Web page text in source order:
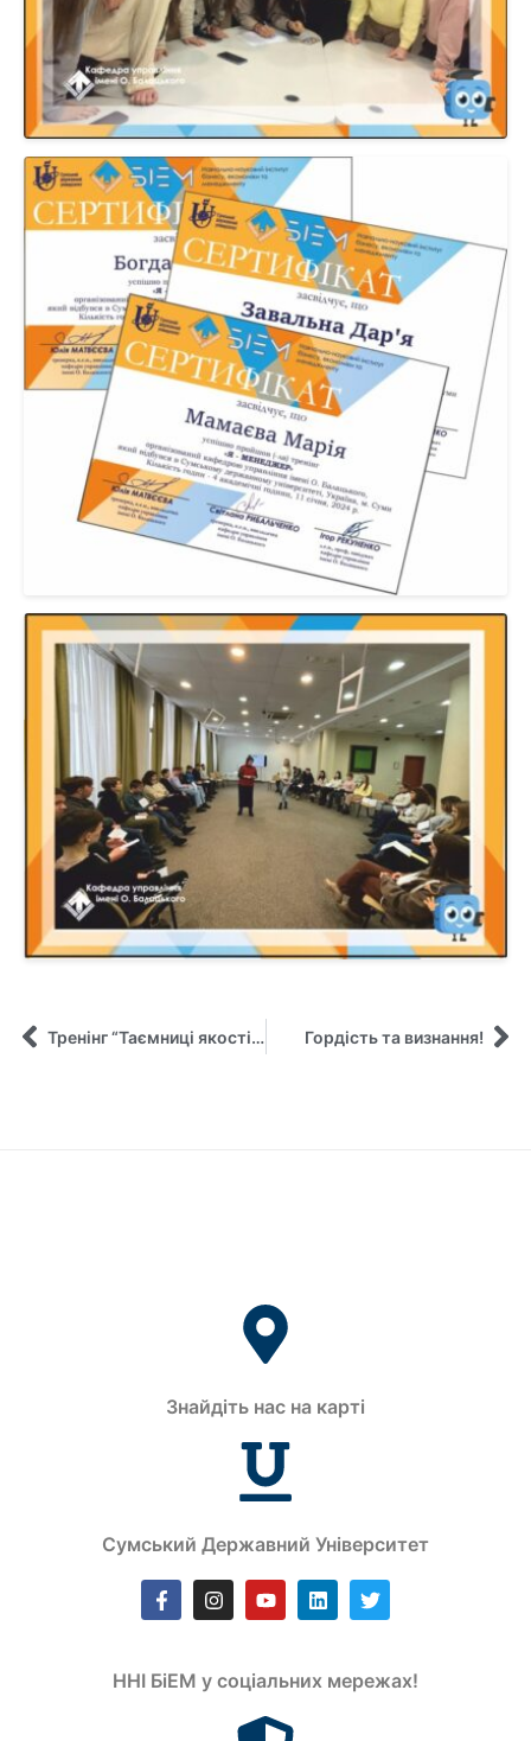
Тренінг “Таємниці якості товару” для учнів 9-10 класів! Гордість та визнання!
Знайдіть нас на карті
Сумський Державний Університет
ННІ БіЕМ у соціальних мережах!